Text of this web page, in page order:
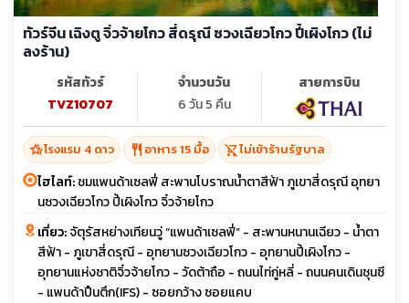
ทัวร์จีน เฉิงตู จิ่วจ้ายโกว สี่ดรุณี ซวงเฉียวโกว ปี้เผิงโกว (ไม่
ลงร้าน)
รหัสทัวร์
TVZ10707
จำนวนวัน
6 วัน 5 คืน
สายการบิน
hotel_classโรงแรม 4 ดาว restaurant อาหาร 15 มื้อ shopping_cart_offไม่เข้าร้านรัฐบาล
ไฮไลท์:ชมแพนด้าเซลฟี่ สะพานโบราณน้ำตาสีฟ้า ภูเขาสี่ดรุณี อุทยา
นซวงเฉียวโกว ปี้เผิงโกว จิ๋วจ้ายโกว
เที่ยว:จัตุรัสหย่างเทียนวู่ “แพนด้าเซลฟี่” - สะพานหนานเฉียว - น้ำตา
สีฟ้า - ภูเขาสี่ดรุณี - อุทยานซวงเฉียวโกว - อุทยานปี้เผิงโกว -
อุทยานแห่งชาติจิ๋วจ้ายโกว - วัดต้าถือ - ถนนไท่กู่หลี่ - ถนนคนเดินชุนซี
- แพนด้าปืนตึก(IFS) - ซอยกว้าง ซอยแคบ